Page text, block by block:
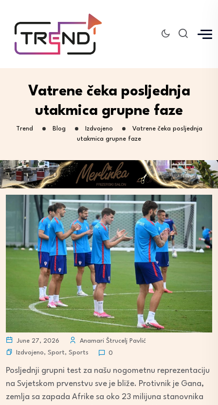
Vatrene čeka posljednja
utakmica grupne faze
Trend Blog Izdvojeno
Vatrene čeka posljednja
utakmica grupne faze
June 27, 2026
Anamari Štrucelj Pavlić
Izdvojeno, Sport, Sports 0
Posljednji grupni test za našu nogometnu reprezentaciju
na Svjetskom prvenstvu sve je bliže. Protivnik je Gana,
zemlja sa zapada Afrike sa oko 23 milijuna stanovnika